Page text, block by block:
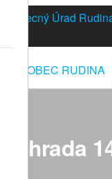
Preskočiť
obsah
Obecný Úrad
záhrada